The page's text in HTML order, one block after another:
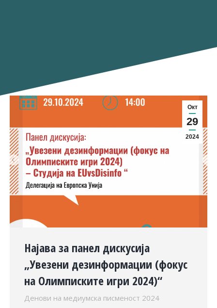
Окт
29
2024
Најава за панел дискусија
„Увезени дезинформации (фокус
на Олимписките игри 2024)“
Денови на медиумска писменост 2024